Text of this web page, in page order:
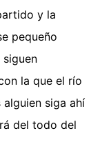
y la
pequeño
la que el río
alguien siga ahí
del todo del